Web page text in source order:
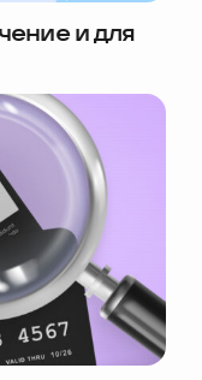
и для